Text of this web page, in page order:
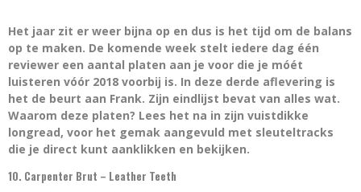
Het jaar zit er weer bijna op en dus is het tijd om de balans
op te maken. De komende week stelt iedere dag één
reviewer een aantal platen aan je voor die je móét
luisteren vóór 2018 voorbij is. In deze derde aflevering is
het de beurt aan Frank. Zijn eindlijst bevat van alles wat.
Waarom deze platen? Lees het na in zijn vuistdikke
longread, voor het gemak aangevuld met sleuteltracks
die je direct kunt aanklikken en bekijken.
10. Carpenter Brut – Leather Teeth